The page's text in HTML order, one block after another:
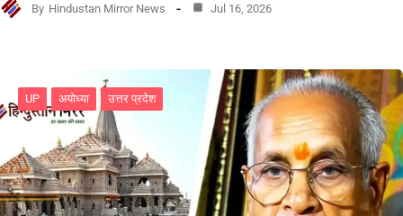
By Hindustan Mirror News Jul 16, 2026
UP अयोध्या उत्तर प्रदेश